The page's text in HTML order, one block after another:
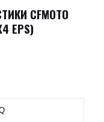
CFMOTO
EPS)